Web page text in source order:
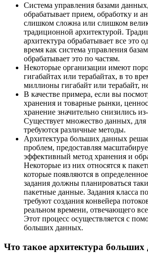
Система управления базами
обрабатывает прием, обработку и
слишком сложна или слишком
традиционной архитектурой.
архитектура обрабатывает все это
время как система управления
обрабатывает это по частям.
Некоторые организации имеют
гигабайтах или терабайтах, в то
миллионы гигабайт или терабайт,
В качестве примера, если вы
хранения и товарные рынки,
хранение значительно снизились
Существует множество данных, для
требуются различные методы.
Архитектура больших данных
проблем, предоставляя
эффективный метод хранения и
Некоторые из них относятся к
которые появляются в
задания должны планироваться
пакетные данные. Задания класса
требуют создания конвейера
реальном времени, отвечающего
Этот процесс осуществляется с
больших данных.
Что такое архитектура